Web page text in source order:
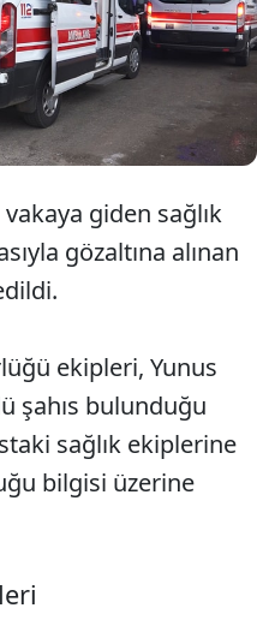
belirtilen iki kişi
giden sağlık
gözaltına alınan
ekipleri, Yunus
şahıs bulunduğu
sağlık ekiplerine
bilgisi üzerine